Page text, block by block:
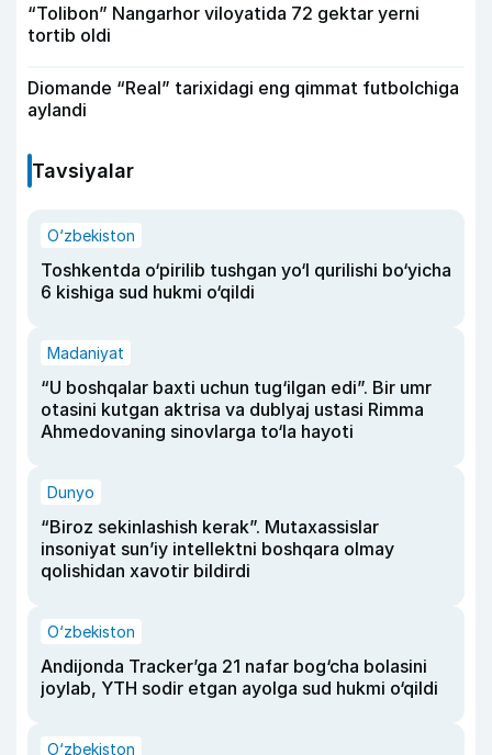
“Tolibon” Nangarhor viloyatida 72 gektar yerni
tortib oldi
Diomande “Real” tarixidagi eng qimmat futbolchiga
aylandi
Tavsiyalar
O‘zbekiston
Toshkentda o‘pirilib tushgan yo‘l qurilishi bo‘yicha
6 kishiga sud hukmi o‘qildi
Madaniyat
“U boshqalar baxti uchun tug‘ilgan edi”. Bir umr
otasini kutgan aktrisa va dublyaj ustasi Rimma
Ahmedovaning sinovlarga to‘la hayoti
Dunyo
“Biroz sekinlashish kerak”. Mutaxassislar
insoniyat sun’iy intellektni boshqara olmay
qolishidan xavotir bildirdi
O‘zbekiston
Andijonda Tracker’ga 21 nafar bog‘cha bolasini
joylab, YTH sodir etgan ayolga sud hukmi o‘qildi
O‘zbekiston